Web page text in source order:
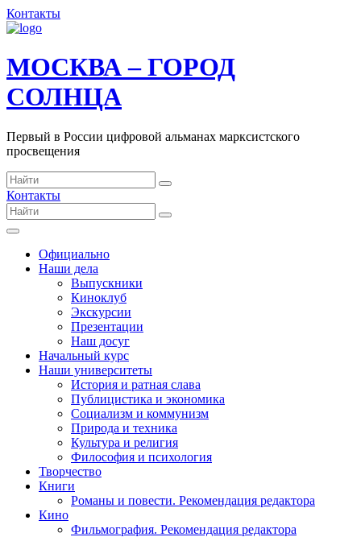
Контакты
МОСКВА – ГОРОД
СОЛНЦА
Первый в России цифровой альманах марксистского
просвещения
Контакты
Официально
Наши дела
Выпускники
Киноклуб
Экскурсии
Презентации
Наш досуг
Начальный курс
Наши университеты
История и ратная слава
Публицистика и экономика
Социализм и коммунизм
Природа и техника
Культура и религия
Философия и психология
Творчество
Книги
Романы и повести. Рекомендация редактора
Кино
Фильмография. Рекомендация редактора